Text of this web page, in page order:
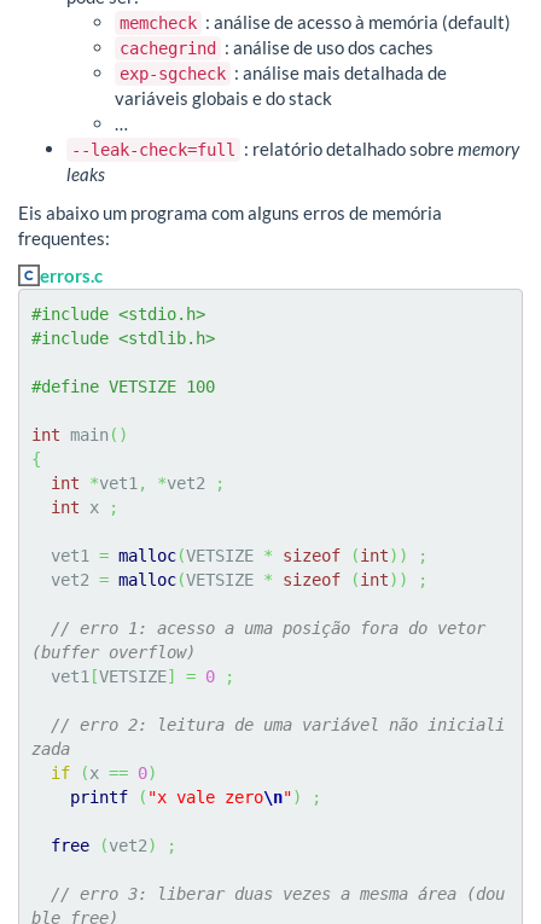
memcheck : análise de acesso à memória (default)
cachegrind : análise de uso dos caches
exp-sgcheck : análise mais detalhada de
variáveis globais e do stack
…
--leak-check=full : relatório detalhado sobrememory
leaks
Eis abaixo um programa com alguns erros de memória
frequentes:
errors.c
#include <stdio.h>
#include <stdlib.h>
#define VETSIZE 100
int main ( )
{
int
*vet1, *vet2
;
int x ;
  vet1
= malloc(VETSIZE * sizeof (int) )
;
  vet2
= malloc(VETSIZE * sizeof (int) ) ;
// erro 1: acesso a uma posição fora do vetor
(buffer overflow)
  vet1
[VETSIZE] = 0 ;
// erro 2: leitura de uma variável não iniciali
zada
if
(x == 0)
printf
( "x vale zero\n") ;
free (vet2) ;
// erro 3: liberar duas vezes a mesma área (dou
ble free)